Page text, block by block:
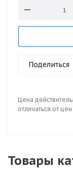
Поделиться
Цена
отличаться от
Товары